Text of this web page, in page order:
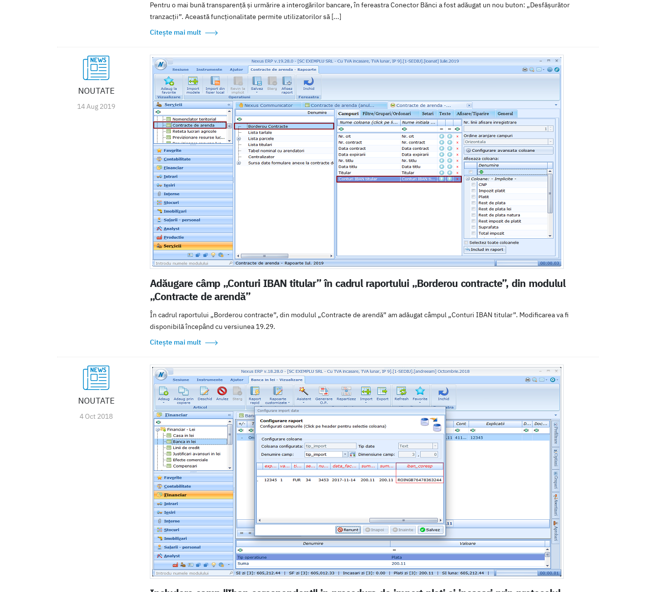
Pentru o mai bună transparență și urmărire a interogărilor bancare, în fereastra Conector Bănci a fost adăugat un nou buton: „Desfășurător
tranzacții”. Această funcționalitate permite utilizatorilor să [...]
Citește mai mult
NOUTATE
14 Aug 2019
Adăugare câmp „Conturi IBAN titular” în cadrul raportului „Borderou contracte”, din modulul
„Contracte de arendă”
În cadrul raportului „Borderou contracte”, din modulul „Contracte de arendă” am adăugat câmpul „Conturi IBAN titular”. Modificarea va fi
disponibilă începând cu versiunea 19.29.
Citește mai mult
NOUTATE
4 Oct 2018